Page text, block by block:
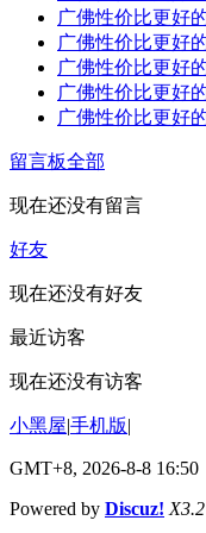
广佛性价比更好
广佛性价比更好
广佛性价比更好
广佛性价比更好
广佛性价比更好
留言板全部
现在还没有留言
好友
现在还没有好友
最近访客
现在还没有访客
小黑屋|手机版|
GMT+8, 2026-8-8 16:50
Powered by Discuz! X3.2